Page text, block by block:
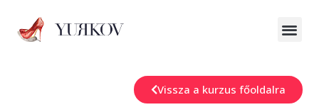
Vissza a kurzus főoldalra